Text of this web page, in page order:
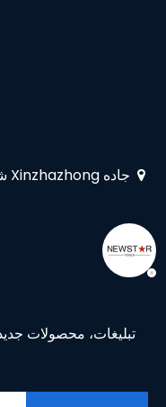

تبلیغات، محصولات